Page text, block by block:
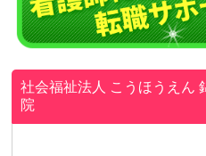
社会福祉法人 こうほうえん
院